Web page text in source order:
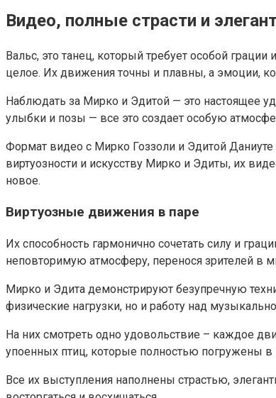
Видео, полные страсти и
Вальс, это танец, который требует особой
целое. Их движения точны и плавны, а эмоции,
Наблюдать за Мирко и Эдитой — это настоящее
улыбки и позы — все это создает особую
Формат видео с Мирко Гоззоли и Эдитой
виртуозности и искусству Мирко и Эдиты, их
новое.
Виртуозные движения в паре
Их способность гармонично сочетать силу и
неповторимую атмосферу, перенося зрителей в
Мирко и Эдита демонстрируют безупречную
физические нагрузки, но и работу над
На них смотреть одно удовольствие – каждое
упоенных птиц, которые полностью погружены в
Все их выступления наполнены страстью,